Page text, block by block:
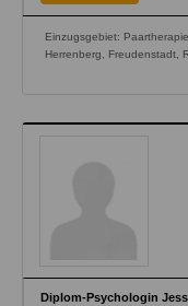
Einzugsgebiet:
Herrenberg, Freudenstadt,
Diplom-Psychologin